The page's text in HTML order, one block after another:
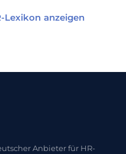
anzeigen
Anbieter für HR-